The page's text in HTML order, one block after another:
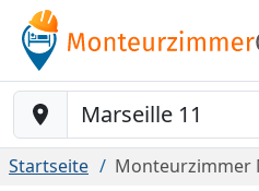
Baustelle-Location
Startseite Monteurzimmer